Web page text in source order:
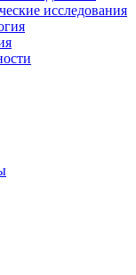
исследования